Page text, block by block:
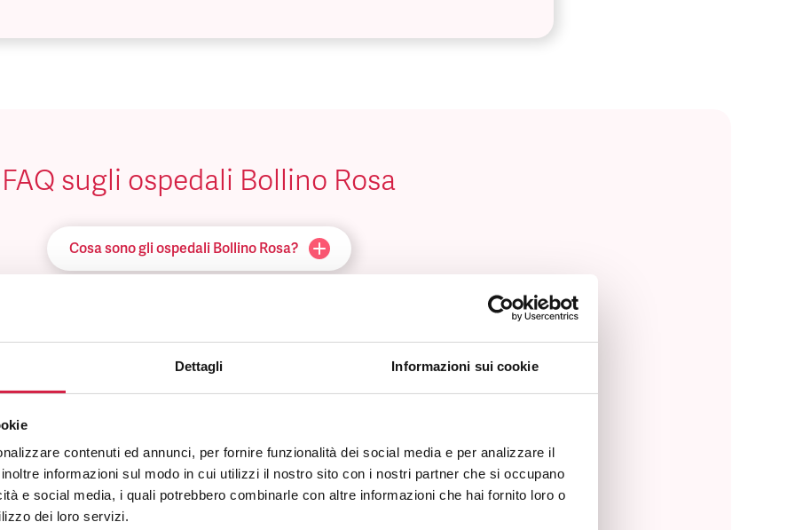
Dettagli Informazioni sui cookie
contenuti ed annunci, per fornire funzionalità dei social media e per analizzare il
informazioni sul modo in cui utilizzi il nostro sito con i nostri partner che si occupano
e social media, i quali potrebbero combinarle con altre informazioni che hai fornito loro o
dei loro servizi.
FAQ sugli ospedali Bollino Rosa
Cosa sono gli ospedali Bollino Rosa?
Come riconosco un ospedale Bollino Rosa?
posso utilizzare i servizi offerti dall’ospedale Bollino Rosa?
Quali sono i vantaggi per la popolazione?